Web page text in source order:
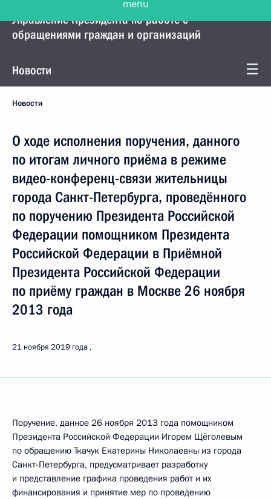
Управление Президента по работе с
обращениями граждан и организаций
Новости
Новости
О ходе исполнения поручения, данного
по итогам личного приёма в режиме
видео-конференц-связи жительницы
города Санкт-Петербурга, проведённого
по поручению Президента Российской
Федерации помощником Президента
Российской Федерации в Приёмной
Президента Российской Федерации
по приёму граждан в Москве 26 ноября
2013 года
21 ноября 2019 года
Поручение, данное 26 ноября 2013 года помощником
Президента Российской Федерации Игорем Щёголевым
по обращению Ткачук Екатерины Николаевны из города
Санкт-Петербурга, предусматривает разработку
и представление графика проведения работ и их
финансирования и принятие мер по проведению